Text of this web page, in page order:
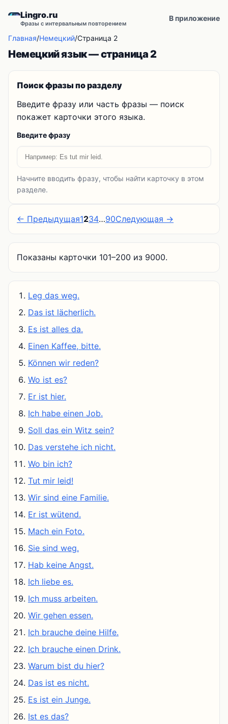
Lingro.ru
Фразы с интервальным повторением
В приложение
Главная/Немецкий/Страница 2
Немецкий язык — страница 2
Поиск фразы по разделу
Введите фразу или часть фразы — поиск
покажет карточки этого языка.
Введите фразу
Начните вводить фразу, чтобы найти карточку в этом
разделе.
← Предыдущая1234…90Следующая →
Показаны карточки 101–200 из 9000.
Leg das weg.
Das ist lächerlich.
Es ist alles da.
Einen Kaffee, bitte.
Können wir reden?
Wo ist es?
Er ist hier.
Ich habe einen Job.
Soll das ein Witz sein?
Das verstehe ich nicht.
Wo bin ich?
Tut mir leid!
Wir sind eine Familie.
Er ist wütend.
Mach ein Foto.
Sie sind weg.
Hab keine Angst.
Ich liebe es.
Ich muss arbeiten.
Wir gehen essen.
Ich brauche deine Hilfe.
Ich brauche einen Drink.
Warum bist du hier?
Das ist es nicht.
Es ist ein Junge.
Ist es das?